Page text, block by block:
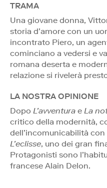
TRAMA
Una giovane donna,
storia d’amore con un
incontrato Piero, un
cominciano a vedersi e
romana deserta e
relazione si rivelerà
LA NOSTRA OPINIONE
Dopo L’avventura e La
critico della modernità,
dell’incomunicabilità
L’eclisse, uno dei gran
Protagonisti sono
francese Alain Delon.